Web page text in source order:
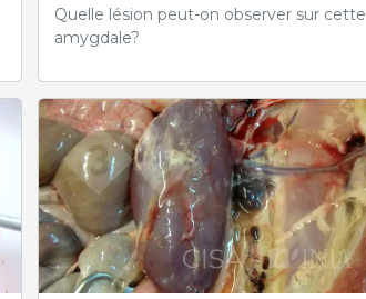
Quelle lésion peut-on observer sur cette
amygdale?